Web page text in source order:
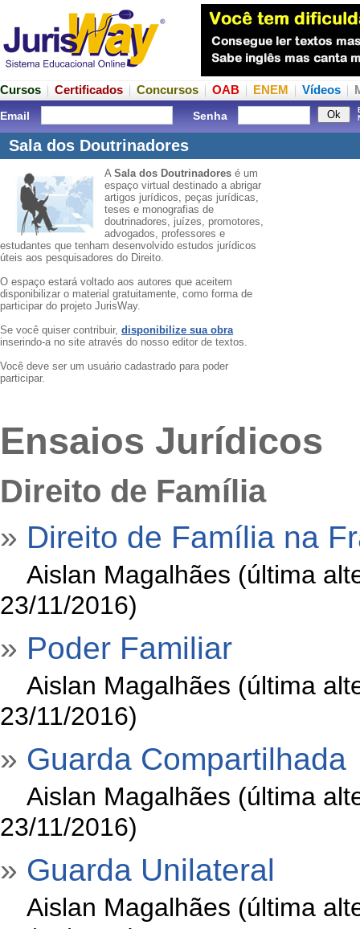
Cursos Certificados Concursos OAB ENEM Vídeos
Email Senha
Sala dos Doutrinadores
A Sala dos Doutrinadores é um
espaço virtual destinado a abrigar
artigos jurídicos, peças jurídicas,
teses e monografias de
doutrinadores, juízes, promotores,
advogados, professores e
estudantes que tenham desenvolvido estudos jurídicos
úteis aos pesquisadores do Direito.
O espaço estará voltado aos autores que aceitem
disponibilizar o material gratuitamente, como forma de
participar do projeto JurisWay.
Se você quiser contribuir, disponibilize sua obra
inserindo-a no site através do nosso editor de textos.
Você deve ser um usuário cadastrado para poder
participar.
Ensaios Jurídicos
Direito de Família
» Direito de Família na
Aislan Magalhães (última
23/11/2016)
» Poder Familiar
Aislan Magalhães (última
23/11/2016)
» Guarda Compartilhada
Aislan Magalhães (última
23/11/2016)
» Guarda Unilateral
Aislan Magalhães (última